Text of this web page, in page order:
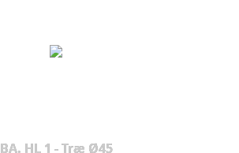
BA. HL 1 - Træ Ø45